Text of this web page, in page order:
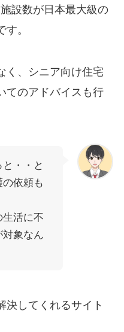
設数が日本最大級の
。
く、シニア向け住宅
てのアドバイスも行
・・と
依頼も
活に不
象なん
決してくれるサイト